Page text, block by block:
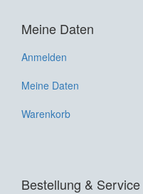
Meine Daten
Anmelden
Meine Daten
Warenkorb
Bestellung & Service